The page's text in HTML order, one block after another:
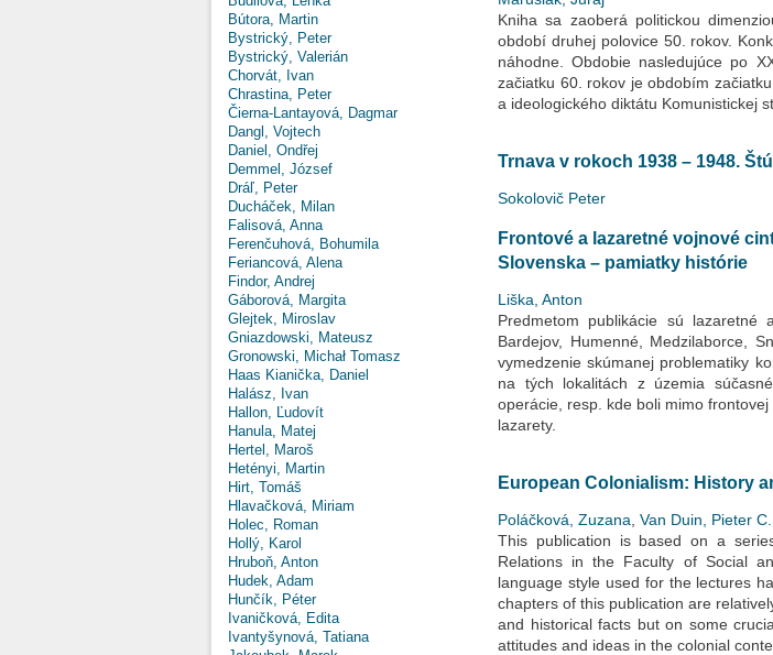
Bútora, Martin
Bystrický, Peter
Bystrický, Valerián
Chorvát, Ivan
Chrastina, Peter
Čierna-Lantayová, Dagmar
Dangl, Vojtech
Daniel, Ondřej
Demmel, József
Dráľ, Peter
Ducháček, Milan
Falisová, Anna
Ferenčuhová, Bohumila
Feriancová, Alena
Findor, Andrej
Gáborová, Margita
Glejtek, Miroslav
Gniazdowski, Mateusz
Gronowski, Michał Tomasz
Haas Kianička, Daniel
Halász, Ivan
Hallon, Ľudovít
Hanula, Matej
Hertel, Maroš
Hetényi, Martin
Hirt, Tomáš
Hlavačková, Miriam
Holec, Roman
Hollý, Karol
Hruboň, Anton
Hudek, Adam
Hunčík, Péter
Ivaničková, Edita
Ivantyšynová, Tatiana
Kniha sa zaoberá politickou
období druhej polovice 50. rokov.
náhodne. Obdobie nasledujúce po
začiatku 60. rokov je obdobím
a ideologického diktátu Komunistickej
Trnava v rokoch 1938 – 1948.
Sokolovič Peter
Frontové a lazaretné vojnové
Slovenska – pamiatky histórie
Liška, Anton
Predmetom publikácie sú
Bardejov, Humenné, Medzilaborce,
vymedzenie skúmanej problematiky
na tých lokalitách z územia
operácie, resp. kde boli mimo
lazarety.
European Colonialism: History
Poláčková, Zuzana, Van Duin, Pieter C.
This publication is based on a
Relations in the Faculty of Social
language style used for the lectures
chapters of this publication are
and historical facts but on some
attitudes and ideas in the colonial